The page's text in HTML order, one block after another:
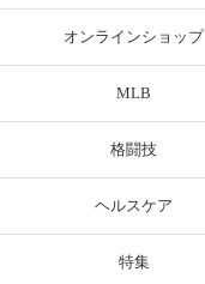
オンラインショップ
MLB
格闘技
ヘルスケア
特集